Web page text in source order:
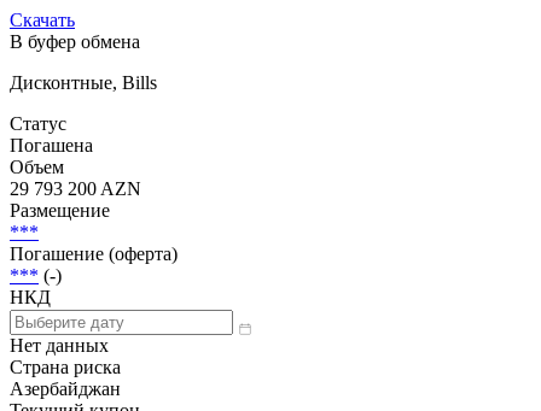
(50101216S) (50101216S)
В буфер обмена
Дисконтные, Bills
Статус
Погашена
Объем
29 793 200 AZN
Размещение
***
Погашение (оферта)
*** (-)
НКД